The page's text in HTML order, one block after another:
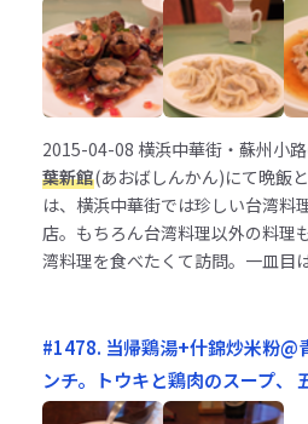
2015-04-08 横浜中華街・蘇州小
葉新館(あおばしんかん)にて晩飯
は、横浜中華街では珍しい台湾料
店。もちろん台湾料理以外の料理
湾料理を食べたくて訪問。一皿目
#1478. 当帰鶏湯+什錦炒米粉@
ンチ。トウキと鶏肉のスープ、